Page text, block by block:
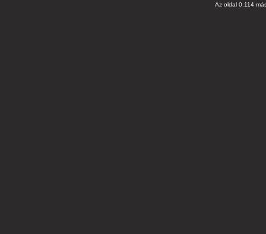
Az oldal 0.114